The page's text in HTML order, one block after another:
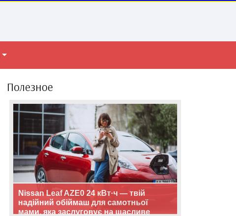
Полезное
Nissan Leaf AZE0 24 кВт·ч — твій
надійний обіймаш для самотньої
мами, яка заслуговує на щасливе